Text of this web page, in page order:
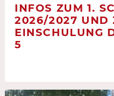
INFOS ZUM 1.
2026/2027 UND
EINSCHULUNG
5